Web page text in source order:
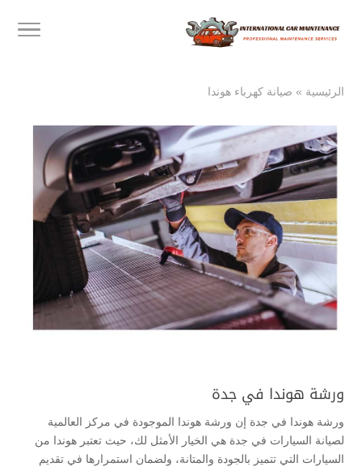
الرئيسية » صيانة كهرباء هوندا
ورشة هوندا في جدة
ورشة هوندا في جدة إن ورشة هوندا الموجودة في مركز العالمية
لصيانة السيارات في جدة هي الخيار الأمثل لك، حيث تعتبر هوندا من
السيارات التي تتميز بالجودة والمتانة، ولضمان استمرارها في تقديم